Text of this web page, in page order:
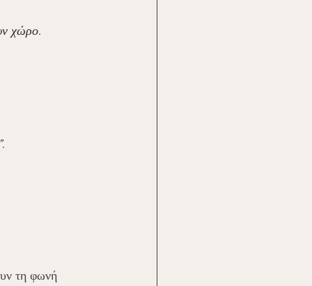
χώρο.
τη φωνή